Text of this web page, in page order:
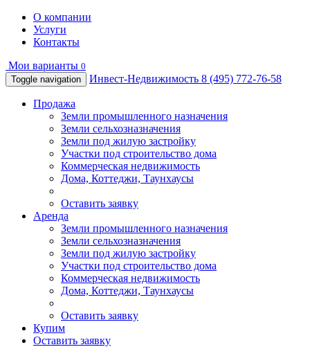
О компании
Услуги
Контакты
Мои варианты 0
Toggle navigation
Инвест-Недвижимость 8 (495) 772-76-58
Продажа
Земли промышленного назначения
Земли сельхозназначения
Земли под жилую застройку
Участки под строительство дома
Коммерческая недвижимость
Дома, Коттеджи, Таунхаусы
Оставить заявку
Аренда
Земли промышленного назначения
Земли сельхозназначения
Земли под жилую застройку
Участки под строительство дома
Коммерческая недвижимость
Дома, Коттеджи, Таунхаусы
Оставить заявку
Купим
Оставить заявку